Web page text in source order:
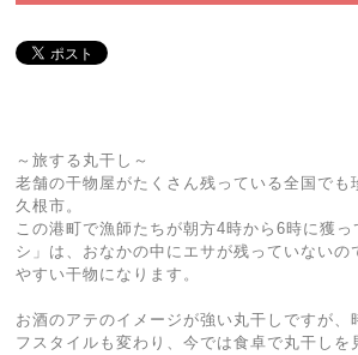
～旅する丸干し～
老舗の干物屋がたくさん残っている全国でも
久根市。
この港町で漁師たちが朝方4時から6時に獲っ
シ」は、おなかの中にエサが残っていないの
やすい干物になります。
お酒のアテのイメージが強い丸干しですが、
フスタイルも変わり、今では食卓で丸干しを